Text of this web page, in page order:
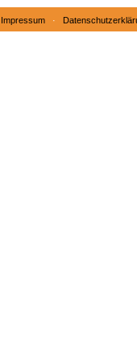
Impressum ·